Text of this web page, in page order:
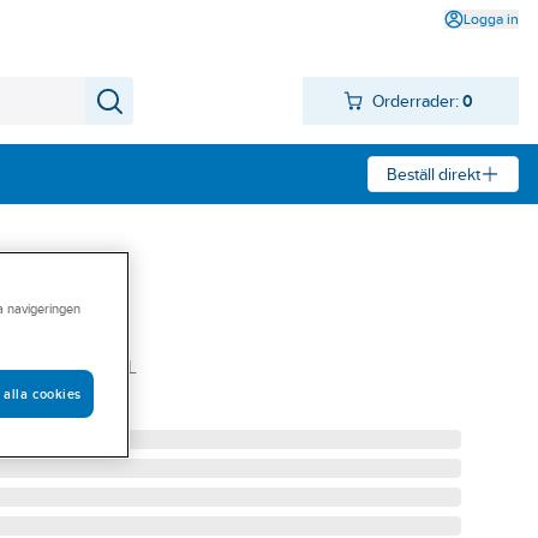
Logga in
Orderrader: 0
Beställ direkt
SE
310 ML
navigeringen
alla cookies